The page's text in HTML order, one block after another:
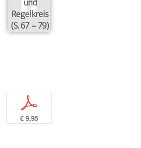
und
Regelkreis
(S. 67 – 79)
p
€ 9,95